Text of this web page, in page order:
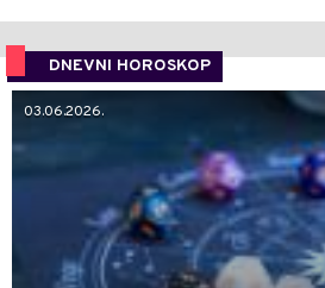
DNEVNI HOROSKOP
03.06.2026.